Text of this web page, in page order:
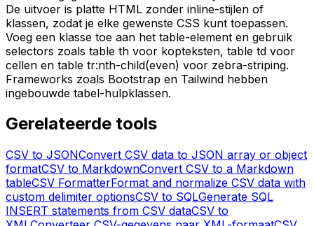
De uitvoer is platte HTML zonder inline-stijlen of
klassen, zodat je elke gewenste CSS kunt toepassen.
Voeg een klasse toe aan het table-element en gebruik
selectors zoals table th voor kopteksten, table td voor
cellen en table tr:nth-child(even) voor zebra-striping.
Frameworks zoals Bootstrap en Tailwind hebben
ingebouwde tabel-hulpklassen.
Gerelateerde tools
CSV to JSONConvert CSV data to JSON array or object
formatCSV to MarkdownConvert CSV to a Markdown
tableCSV FormatterFormat and normalize CSV data with
custom delimiter optionsCSV to SQLGenerate SQL
INSERT statements from CSV dataCSV to